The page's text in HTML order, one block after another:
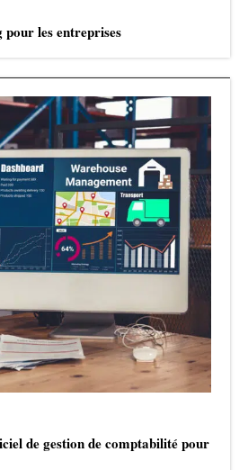
pour les entreprises
de gestion de comptabilité pour